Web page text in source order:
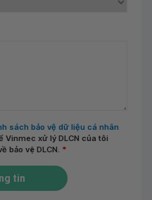
sách bảo vệ dữ liệu cá nhân
Vinmec xử lý DLCN của tôi
bảo vệ DLCN. *
tin